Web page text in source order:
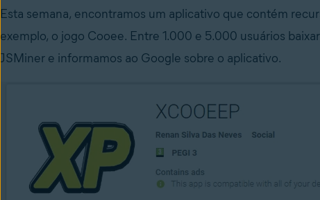
Esta semana, encontramos um aplicativo que contém
exemplo, o jogo Cooee. Entre 1.000 e 5.000 usuários
JSMiner e informamos ao Google sobre o aplicativo.